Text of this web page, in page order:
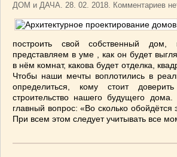
Узбекская(14)
Швейцарская(6)
ПОСТНЫЕ БЛЮДА(52)
САЛАТИКИ(132)
Мясные
(33)
Овощные(52)
Рыбные(18)
ПЕЧЕМ ВМЕСТЕ(257)
ДОМ и ДАЧА. 28. 02. 2018. Комментариев
построить свой собственный дом,
представляем в уме , как он будет
в нём комнат, какова будет отделка,
Чтобы наши мечты воплотились в
определиться, кому стоит
строительство нашего будущего
главный вопрос: «Во сколько обойдётся
При всем этом следует учитывать все